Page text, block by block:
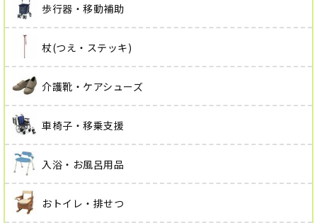
歩行器・移動補助
杖(つえ・ステッキ)
介護靴・ケアシューズ
車椅子・移乗支援
入浴・お風呂用品
おトイレ・排せつ